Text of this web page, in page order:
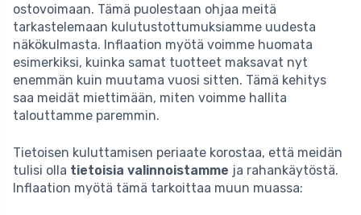
ostovoimaan. Tämä puolestaan ohjaa meitä
tarkastelemaan kulutustottumuksiamme uudesta
näkökulmasta. Inflaation myötä voimme huomata
esimerkiksi, kuinka samat tuotteet maksavat nyt
enemmän kuin muutama vuosi sitten. Tämä kehitys
saa meidät miettimään, miten voimme hallita
talouttamme paremmin.
Tietoisen kuluttamisen periaate korostaa, että meidän
tulisi olla tietoisia valinnoistamme ja rahankäytöstä.
Inflaation myötä tämä tarkoittaa muun muassa: